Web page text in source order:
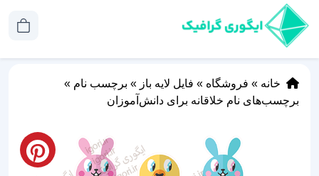
خانه » فروشگاه » فایل لایه باز » برچسب نام »
برچسب‌های نام خلاقانه برای دانش‌آموزان